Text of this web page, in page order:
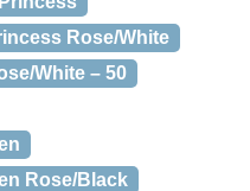
Rose/White
White – 50
Rose/Black